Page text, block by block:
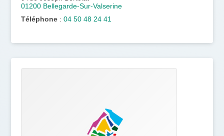
01200 Bellegarde-Sur-Valserine
Téléphone : 04 50 48 24 41